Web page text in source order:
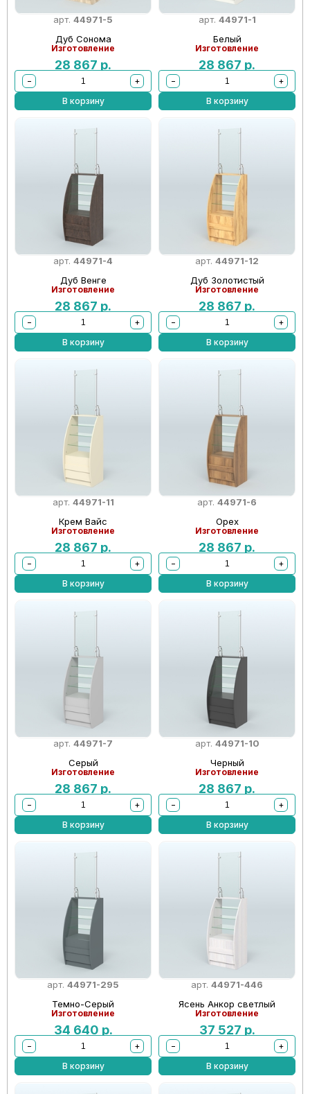
арт. 44971-5
Дуб Сонома
Изготовление
28 867 р.
−
+
В корзину
арт. 44971-1
Белый
Изготовление
28 867 р.
−
+
В корзину
арт. 44971-4
Дуб Венге
Изготовление
28 867 р.
−
+
В корзину
арт. 44971-12
Дуб Золотистый
Изготовление
28 867 р.
−
+
В корзину
арт. 44971-11
Крем Вайс
Изготовление
28 867 р.
−
+
В корзину
арт. 44971-6
Орех
Изготовление
28 867 р.
−
+
В корзину
арт. 44971-7
Серый
Изготовление
28 867 р.
−
+
В корзину
арт. 44971-10
Черный
Изготовление
28 867 р.
−
+
В корзину
арт. 44971-295
Темно-Серый
Изготовление
34 640 р.
−
+
В корзину
арт. 44971-446
Ясень Анкор светлый
Изготовление
37 527 р.
−
+
В корзину